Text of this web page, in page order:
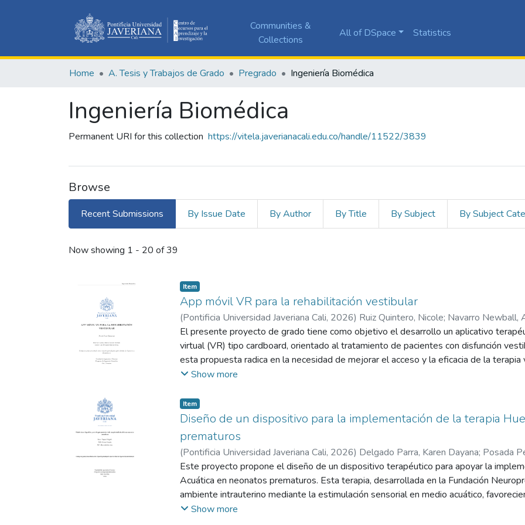
Communities &
Collections
All of DSpace Statistics
Home A. Tesis y Trabajos de Grado Pregrado Ingeniería Biomédica
Ingeniería Biomédica
Permanent URI for this collection https://vitela.javerianacali.edu.co/handle/11522/3839
Browse
Recent Submissions By Issue Date By Author By Title By Subject By Subject
Recent Submissions
Now showing 1 - 20 of 39
Item
App móvil VR para la rehabilitación vestibular
(Pontificia Universidad Javeriana Cali, 2026) Ruiz Quintero, Nicole; Navarro Newball,
El presente proyecto de grado tiene como objetivo el desarrollo un aplicativo
virtual (VR) tipo cardboard, orientado al tratamiento de pacientes con disfunción
esta propuesta radica en la necesidad de mejorar el acceso y la eficacia de la terapia
personas en contextos de bajos recursos o con dificultades de movilidad, ya que las
proyecto se centra en la falta de dispositivos accesibles que realicen una terapia
en condiciones que dificulten el acceso a la salud. Como objetivo general, se
prototipo de software de aplicación móvil para gafas VR tipo cardboard que
interactivos. Entre los objetivos específicos se incluyen la revisión de literatura
software gráficos, y la validación preliminar del dispositivo con un profesional de
Show more
Item
Diseño de un dispositivo para la implementación de la terapia
prematuros
(Pontificia Universidad Javeriana Cali, 2026) Delgado Parra, Karen Dayana; Posada
Álvarez, Alexánder
Este proyecto propone el diseño de un dispositivo terapéutico para apoyar la
Acuática en neonatos prematuros. Esta terapia, desarrollada en la Fundación
ambiente intrauterino mediante la estimulación sensorial en medio acuático,
los bebés hospitalizados en Unidades de Cuidados Intensivos Neonatales (UCIN).
Show more